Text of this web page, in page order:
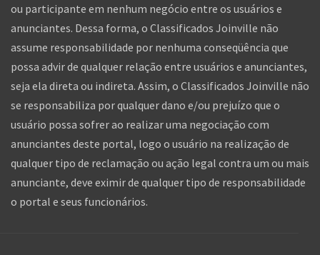
assume responsabilidade por nenhuma conseqüência que
possa advir de qualquer relação entre usuários e anunciantes,
seja ela direta ou indireta. Assim, o Classificados Joinville não
se responsabiliza por qualquer dano e/ou prejuízo que o
usuário possa sofrer ao realizar uma negociação com
anunciantes deste portal, logo o usuário na realização de
qualquer tipo de reclamação ou ação legal contra um ou mais
anunciante, deve eximir de qualquer tipo de responsabilidade
o portal e seus funcionários.